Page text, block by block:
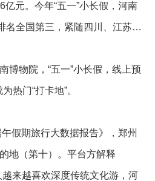
元。今年“五一”小长假，河南
名全国第三，紧随四川、江苏…
博物院，“五一”小长假，线上预
热门“打卡地”。
假期旅行大数据报告》，郑州
地（第十）。平台方解释
来越喜欢深度传统文化游，河